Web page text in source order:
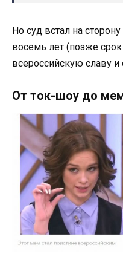
Но суд встал на
восемь лет (позже
всероссийскую славу и
От ток-шоу до